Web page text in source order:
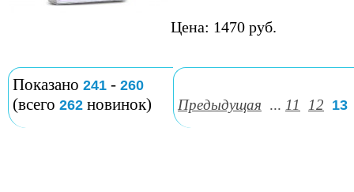
Цена: 1470 руб.
Показано 241 - 260
(всего 262 новинок) Предыдущая ... 11 12 13